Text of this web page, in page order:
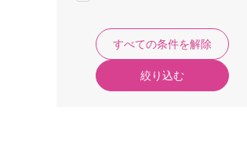
すべての条件を解除
絞り込む